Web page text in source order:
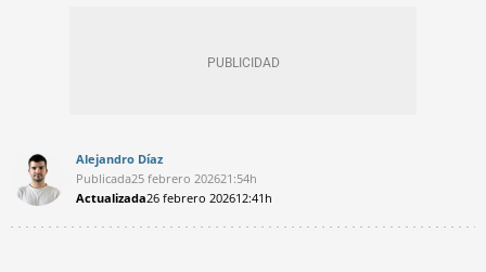
Alejandro Díaz
Publicada25 febrero 202621:54h
Actualizada26 febrero 202612:41h